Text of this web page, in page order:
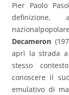
Pier Paolo
definizione,
Decameron
aprì la strada
stesso
conoscere il
emulativo di